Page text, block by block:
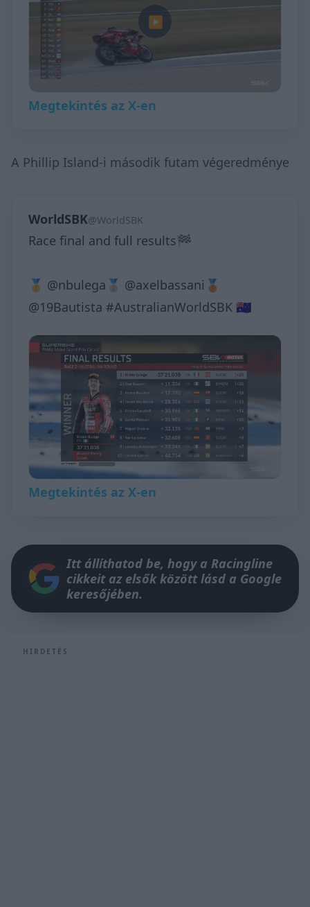
▶
Megtekintés az X-en
A Phillip Island-i második futam végeredménye
WorldSBK@WorldSBK
Race final and full results🏁
🥇 @nbulega🥈 @axelbassani🥉
@19Bautista #AustralianWorldSBK 🇦🇺
Megtekintés az X-en
Itt állíthatod be, hogy a Racingline
cikkeit az elsők között lásd a Google
keresőjében.
HIRDETÉS